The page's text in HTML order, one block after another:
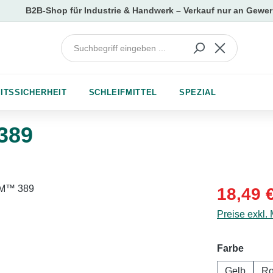
SCHLEIFMITTEL SPEZIAL
18,49
Preise exkl.
Farbe
Gelb